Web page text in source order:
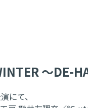
〜DE-
にて、